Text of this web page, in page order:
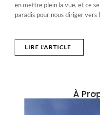
en mettre plein la vue, et ce
paradis pour nous diriger vers
LIRE L'ARTICLE
À